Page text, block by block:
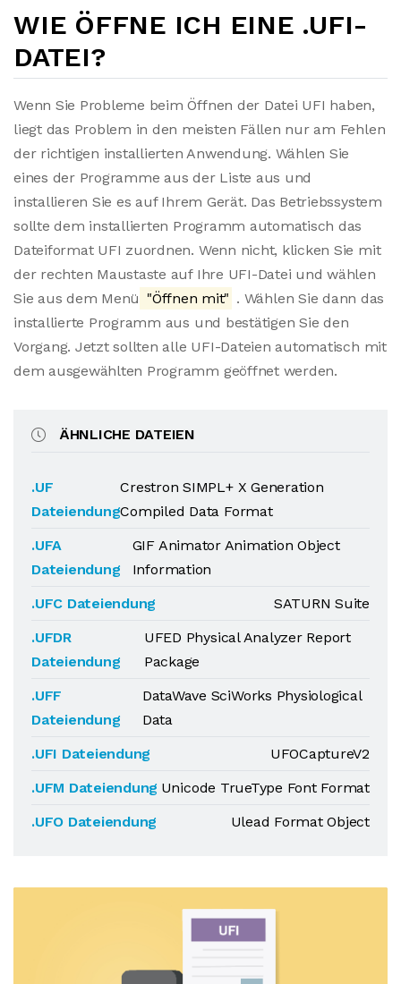
WIE ÖFFNE ICH EINE .UFI-
DATEI?
Wenn Sie Probleme beim Öffnen der Datei UFI haben,
liegt das Problem in den meisten Fällen nur am Fehlen
der richtigen installierten Anwendung. Wählen Sie
eines der Programme aus der Liste aus und
installieren Sie es auf Ihrem Gerät. Das Betriebssystem
sollte dem installierten Programm automatisch das
Dateiformat UFI zuordnen. Wenn nicht, klicken Sie mit
der rechten Maustaste auf Ihre UFI-Datei und wählen
Sie aus dem Menü "Öffnen mit" . Wählen Sie dann das
installierte Programm aus und bestätigen Sie den
Vorgang. Jetzt sollten alle UFI-Dateien automatisch mit
dem ausgewählten Programm geöffnet werden.
ÄHNLICHE DATEIEN
.UF
Dateiendung
Crestron SIMPL+ X Generation
Compiled Data Format
.UFA
Dateiendung
GIF Animator Animation Object
Information
.UFC Dateiendung
SATURN Suite
.UFDR
Dateiendung
UFED Physical Analyzer Report
Package
.UFF
Dateiendung
DataWave SciWorks Physiological
Data
.UFI Dateiendung
UFOCaptureV2
.UFM Dateiendung Unicode TrueType Font Format
.UFO Dateiendung
Ulead Format Object